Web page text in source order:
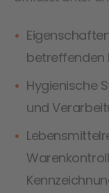
betreffenden
Hygienische
und